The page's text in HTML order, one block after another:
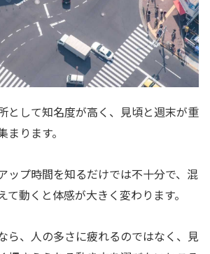
として知名度が高く、見頃と週末が重
ります。
ップ時間を知るだけでは不十分で、混
て動くと体感が大きく変わります。
ら、人の多さに疲れるのではなく、見